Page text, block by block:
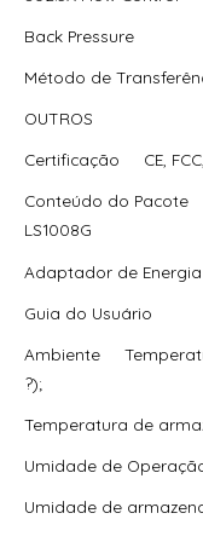
Switch Hikvision
Mcs0005
Switch Mercusys
Mcs0018
Switch Tp-Link 8
Tpn0173
Switch Tp-Link Tl-
Mbps Montavel Em
Switch Tp-Link Tl-
Mbps – Tpn0047
Back Pressure
Método de
OUTROS
Certificação CE,
Conteúdo do Pacote
LS1008G
Adaptador de Energia
Guia do Usuário
Ambiente
?);
Temperatura de
Umidade de
Umidade de